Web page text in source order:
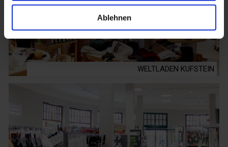
Ablehnen
WELTLADEN KUFSTEIN